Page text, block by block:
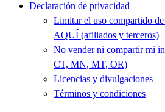
Declaración de privacidad
Limitar el uso compartido
AQUÍ (afiliados y terceros)
No vender ni compartir mi
CT, MN, MT, OR)
Licencias y divulgaciones
Términos y condiciones